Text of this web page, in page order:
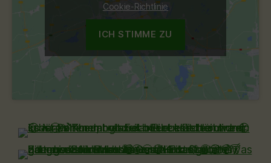
Cookie-Richtlinie
ICH STIMME ZU